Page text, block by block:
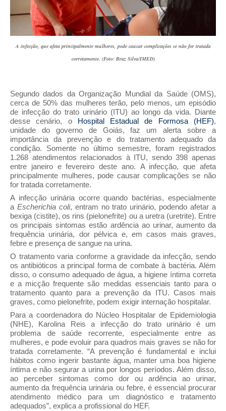
A infecção, que afeta principalmente mulheres, pode causar complicações se não for tratada
corretamente. (Foto: Braz Silva/IMED)
Segundo dados da Organização Mundial da Saúde (OMS),
cerca de 50% das mulheres terão, pelo menos, um episódio
de infecção do trato urinário (ITU) ao longo da vida. Diante
desse cenário, o Hospital Estadual de Formosa (HEF),
unidade do governo de Goiás, faz um alerta sobre a
importância da prevenção e do tratamento adequado da
condição. Somente no último semestre, foram registrados
1.268 atendimentos relacionados à ITU, sendo 398 apenas
entre janeiro e fevereiro deste ano. A infecção, que afeta
principalmente mulheres, pode causar complicações se não
for tratada corretamente.
A infecção urinária ocorre quando bactérias, especialmente
a Escherichia coli, entram no trato urinário, podendo afetar a
bexiga (cistite), os rins (pielonefrite) ou a uretra (uretrite). Entre
os principais sintomas estão ardência ao urinar, aumento da
frequência urinária, dor pélvica e, em casos mais graves,
febre e presença de sangue na urina.
O tratamento varia conforme a gravidade da infecção, sendo
os antibióticos a principal forma de combate à bactéria. Além
disso, o consumo adequado de água, a higiene íntima correta
e a micção frequente são medidas essenciais tanto para o
tratamento quanto para a prevenção da ITU. Casos mais
graves, como pielonefrite, podem exigir internação hospitalar.
Para a coordenadora do Núcleo Hospitalar de Epidemiologia
(NHE), Karolina Reis a infecção do trato urinário é um
problema de saúde recorrente, especialmente entre as
mulheres, e pode evoluir para quadros mais graves se não for
tratada corretamente. “A prevenção é fundamental e inclui
hábitos como ingerir bastante água, manter uma boa higiene
íntima e não segurar a urina por longos períodos. Além disso,
ao perceber sintomas como dor ou ardência ao urinar,
aumento da frequência urinária ou febre, é essencial procurar
atendimento médico para um diagnóstico e tratamento
adequados”, explica a profissional do HEF.